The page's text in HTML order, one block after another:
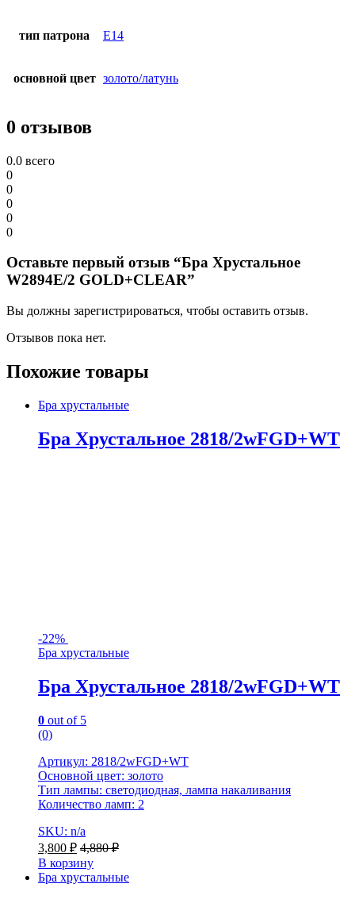
тип патрона E14
основной цвет золото/латунь
0 отзывов
0.0 всего
0
0
0
0
0
Оставьте первый отзыв “Бра Хрустальное
W2894E/2 GOLD+CLEAR”
Вы должны зарегистрироваться, чтобы оставить отзыв.
Отзывов пока нет.
Похожие товары
Бра хрустальные
Бра Хрустальное 2818/2wFGD+WT
-22%
Бра хрустальные
Бра Хрустальное 2818/2wFGD+WT
0 out of 5
(0)
Артикул: 2818/2wFGD+WT
Основной цвет: золото
Тип лампы: светодиодная, лампа накаливания
Количество ламп: 2
SKU: n/a
3,800 ₽ 4,880₽
В корзину
Бра хрустальные